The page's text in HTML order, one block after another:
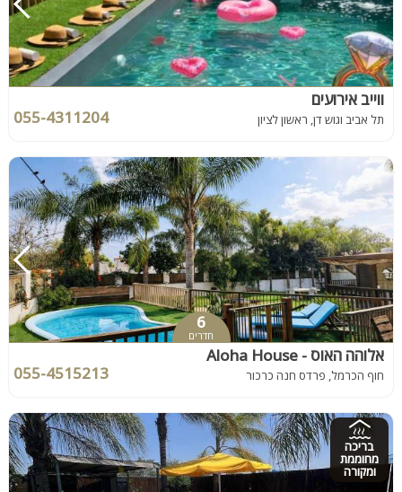
ווייב אירועים
תל אביב וגוש דן, ראשון לציון 055-4311204
6
חדרים
אלוהה האוס - Aloha House
חוף הכרמל, פרדס חנה כרכור 055-4515213
בריכה
מחוממת
ומקורה